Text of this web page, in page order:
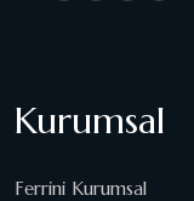
Kurumsal
Ferrini Kurumsal